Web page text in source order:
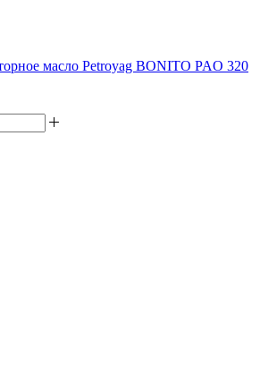
масло Petroyag BONITO PAO 320